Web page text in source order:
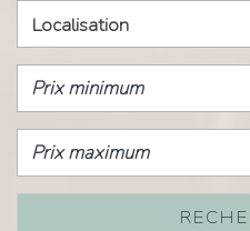
Localisation